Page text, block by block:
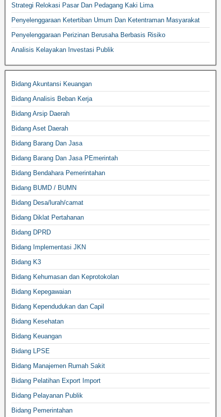
Strategi Relokasi Pasar Dan Pedagang Kaki Lima
Penyelenggaraan Ketertiban Umum Dan Ketentraman Masyarakat
Penyelenggaraan Perizinan Berusaha Berbasis Risiko
Analisis Kelayakan Investasi Publik
Bidang Akuntansi Keuangan
Bidang Analisis Beban Kerja
Bidang Arsip Daerah
Bidang Aset Daerah
Bidang Barang Dan Jasa
Bidang Barang Dan Jasa PEmerintah
Bidang Bendahara Pemerintahan
Bidang BUMD / BUMN
Bidang Desa/lurah/camat
Bidang Diklat Pertahanan
Bidang DPRD
Bidang Implementasi JKN
Bidang K3
Bidang Kehumasan dan Keprotokolan
Bidang Kepegawaian
Bidang Kependudukan dan Capil
Bidang Kesehatan
Bidang Keuangan
Bidang LPSE
Bidang Manajemen Rumah Sakit
Bidang Pelatihan Export Import
Bidang Pelayanan Publik
Bidang Pemerintahan